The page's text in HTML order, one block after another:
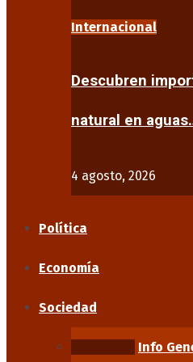
Internacional
Descubren
natural en
4 agosto, 2026
Política
Economía
Sociedad
Info